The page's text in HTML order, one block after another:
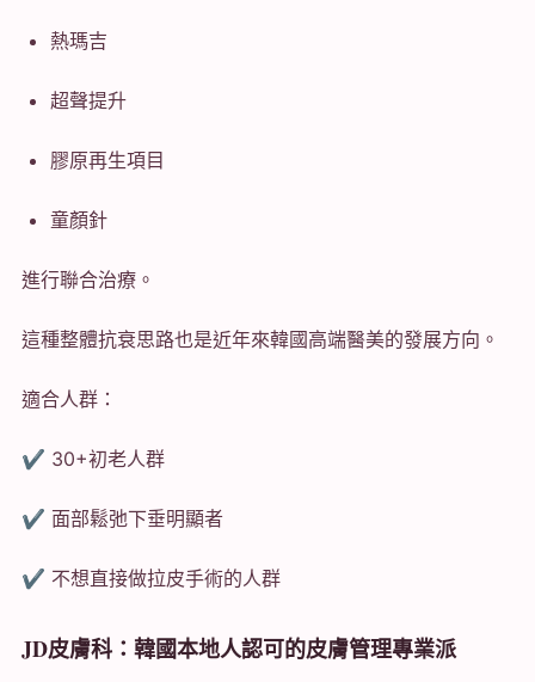
熱瑪吉
超聲提升
膠原再生項目
童顏針
進行聯合治療。
這種整體抗衰思路也是近年來韓國高端醫美的發展方向。
適合人群：
✔ 30+初老人群
✔ 面部鬆弛下垂明顯者
✔ 不想直接做拉皮手術的人群
JD皮膚科：韓國本地人認可的皮膚管理專業派